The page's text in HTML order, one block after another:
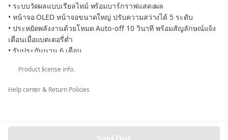
• ระบบวัดผลแบบเรียลไทม์ พร้อมบาร์กราฟแสดงผล
• หน้าจอ OLED หน้าจอขนาดใหญ่ ปรับความสว่างได้ 5 ระดับ
• ประหยัดพลังงานด้วยโหมด Auto-off 10 วินาที พร้อมสัญลักษณ์แจ้ง
เตือนเมื่อแบตเตอรี่ต่ำ
• รับประกันนาน 6 เดือน
อุปกรณ์ที่ได้รับ
• ถ่าน AAA 2 ก้อน
Product license info.
Help center & Return Policies